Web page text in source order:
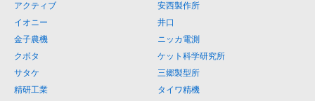
アクティブ
安西製作所
イオニー
井口
金子農機
ニッカ電測
クボタ
ケット科学研究所
サタケ
三郷製型所
精研工業
タイワ精機